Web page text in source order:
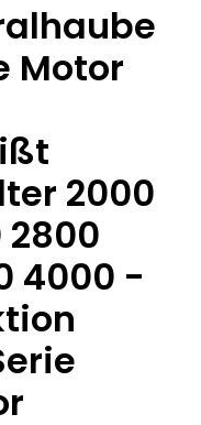
Motor
2000
2800
4000 -